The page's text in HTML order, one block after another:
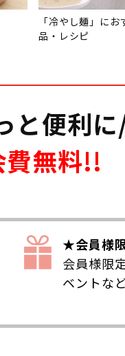
「冷やし麺」に
品・レシピ
と便利
費無料!!
★会員様
会員様限
ベントな